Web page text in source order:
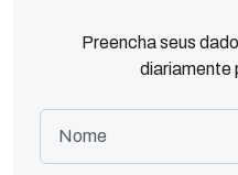
Preencha seus
diariamente